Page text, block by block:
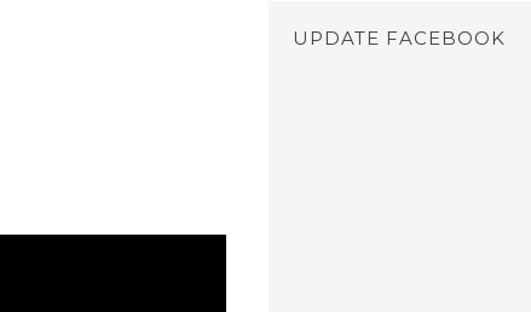
UPDATE FACEBOOK